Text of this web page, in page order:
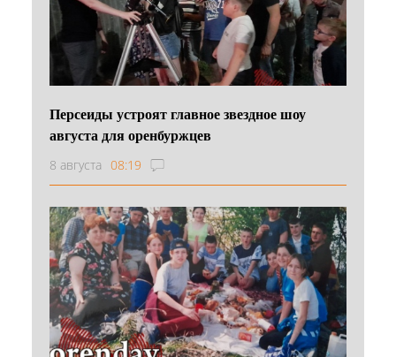
Персеиды устроят главное звездное шоу
августа для оренбуржцев
8 августа 08:19